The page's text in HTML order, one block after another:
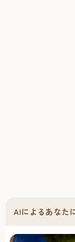
AIによるあなた